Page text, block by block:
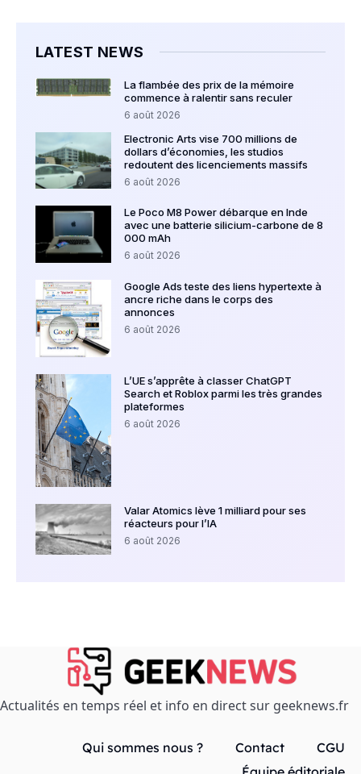
LATEST NEWS
La flambée des prix de la mémoire
commence à ralentir sans reculer
6 août 2026
Electronic Arts vise 700 millions de
dollars d’économies, les studios
redoutent des licenciements massifs
6 août 2026
Le Poco M8 Power débarque en Inde
avec une batterie silicium-carbone de 8
000 mAh
6 août 2026
Google Ads teste des liens hypertexte à
ancre riche dans le corps des
annonces
6 août 2026
L’UE s’apprête à classer ChatGPT
Search et Roblox parmi les très grandes
plateformes
6 août 2026
Valar Atomics lève 1 milliard pour ses
réacteurs pour l’IA
6 août 2026
Actualités en temps réel et info en direct sur geeknews.fr
Qui sommes nous ? Contact
CGU